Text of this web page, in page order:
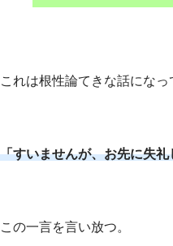
これは根性論てきな話になっ
「すいませんが、お先に失礼
この一言を言い放つ。